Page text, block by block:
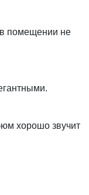
помещении не
хорошо звучит